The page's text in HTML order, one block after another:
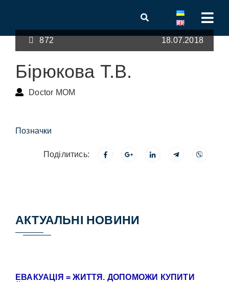
872 18.07.2018
Бірюкова Т.В.
Doctor MOM
Позначки
Поділитись:
АКТУАЛЬНІ НОВИНИ
ЕВАКУАЦІЯ = ЖИТТЯ. ДОПОМОЖИ КУПИТИ